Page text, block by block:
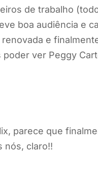
de trabalho
boa audiência e
e
ver Peggy
parece que
nós, claro!!